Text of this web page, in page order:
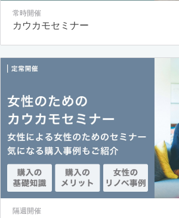
常時開催
カウカモセミナー
隔週開催